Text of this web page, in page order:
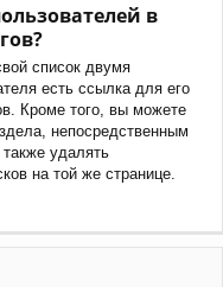
в
список двумя
есть ссылка для его
Кроме того, вы можете
непосредственным
удалять
на той же странице.